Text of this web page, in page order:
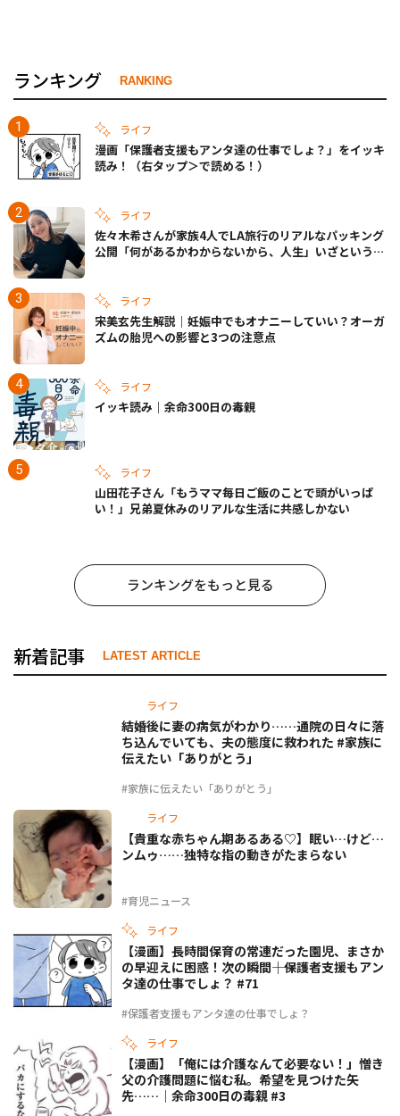
ランキング RANKING
ライフ
漫画「保護者支援もアンタ達の仕事でしょ？」をイッキ
読み！（右タップ＞で読める！）
ライフ
佐々木希さんが家族4人でLA旅行のリアルなパッキング
公開「何があるかわからないから、人生」いざというと
ライフ
宋美玄先生解説｜妊娠中でもオナニーしていい？オーガ
ズムの胎児への影響と3つの注意点
ライフ
イッキ読み｜余命300日の毒親
ライフ
山田花子さん「もうママ毎日ご飯のことで頭がいっぱ
い！」兄弟夏休みのリアルな生活に共感しかない
ランキングをもっと見る
新着記事 LATEST ARTICLE
ライフ
#家族に伝えたい「ありがとう」
結婚後に妻の病気がわかり……通院の日々に落
ち込んでいても、夫の態度に救われた #家族に
伝えたい「ありがとう」
ライフ
#育児ニュース
【貴重な赤ちゃん期あるある♡】眠い…けど…
ンムゥ……独特な指の動きがたまらない
ライフ
#保護者支援もアンタ達の仕事でしょ？
【漫画】長時間保育の常連だった園児、まさか
の早迎えに困惑！次の瞬間――｜保護者支援もアン
タ達の仕事でしょ？ #71
ライフ
【漫画】「俺には介護なんて必要ない！」憎き
父の介護問題に悩む私。希望を見つけた矢
先……｜余命300日の毒親 #3